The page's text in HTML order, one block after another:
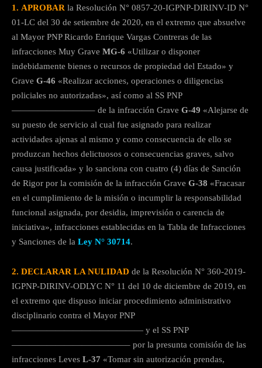
1. APROBAR la Resolución N° 0857-20-IGPNP-DIRINV-ID N°
01-LC del 30 de setiembre de 2020, en el extremo que absuelve
al Mayor PNP Ricardo Enrique Vargas Contreras de las
infracciones Muy Grave MG-6 «Utilizar o disponer
indebidamente bienes o recursos de propiedad del Estado» y
Grave G-46 «Realizar acciones, operaciones o diligencias
policiales no autorizadas», así como al SS PNP
—————————– de la infracción Grave G-49 «Alejarse de
su puesto de servicio al cual fue asignado para realizar
actividades ajenas al mismo y como consecuencia de ello se
produzcan hechos delictuosos o consecuencias graves, salvo
causa justificada» y lo sanciona con cuatro (4) días de Sanción
de Rigor por la comisión de la infracción Grave G-38 «Fracasar
en el cumplimiento de la misión o incumplir la responsabilidad
funcional asignada, por desidia, imprevisión o carencia de
iniciativa», infracciones establecidas en la Tabla de Infracciones
y Sanciones de la Ley N° 30714.
2. DECLARAR LA NULIDAD de la Resolución N° 360-2019-
IGPNP-DIRINV-ODLYC N° 11 del 10 de diciembre de 2019, en
el extremo que dispuso iniciar procedimiento administrativo
disciplinario contra el Mayor PNP
——————————————— y el SS PNP
—————————————– por la presunta comisión de las
infracciones Leves L-37 «Tomar sin autorización prendas,